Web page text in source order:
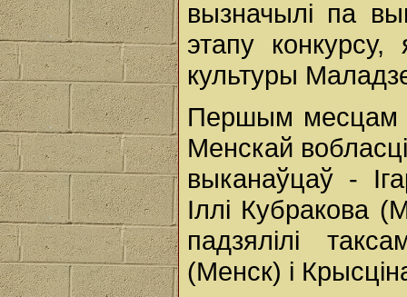
вызначылі па
этапу
культуры
Першым месцам
Менскай
выканаўцаў -
Іллі Кубракова
падзялілі
(Менск) і